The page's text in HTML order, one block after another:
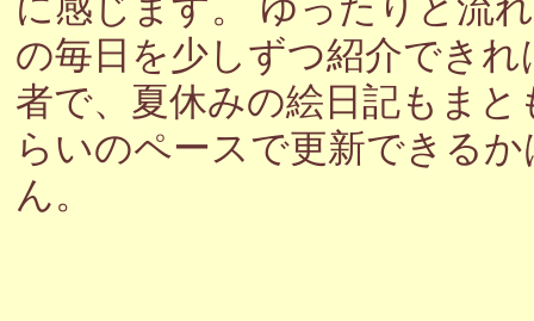
の毎日を少しずつ紹介でき
者で、夏休みの絵日記もま
らいのペースで更新できる
ん。